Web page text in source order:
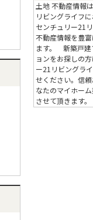
土地 不動産情報
リビングライフ
センチュリー21
不動産情報を豊
ます。 新築戸建
ョンをお探しの
ー21リビングラ
せください。信
なたのマイホー
させて頂きます。